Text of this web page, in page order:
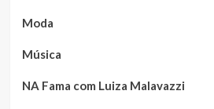
Moda
Música
NA Fama com Luiza Malavazzi